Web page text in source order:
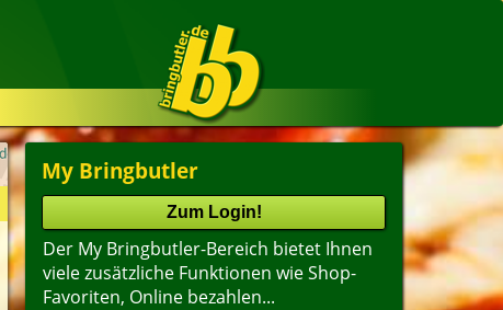
My Bringbutler
Der My Bringbutler-Bereich bietet Ihnen
viele zusätzliche Funktionen wie Shop-
Favoriten, Online bezahlen...